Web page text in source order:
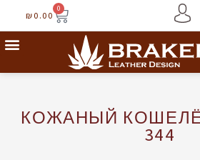
₪ 0.00
0
КОЖАНЫЙ
344